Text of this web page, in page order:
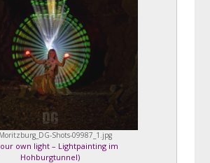
Shots-09987_1.jpg
own light – Lightpainting im
Hohburgtunnel)